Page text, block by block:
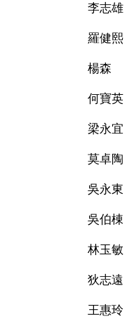
李
羅
楊
何
梁
吳
狄
王